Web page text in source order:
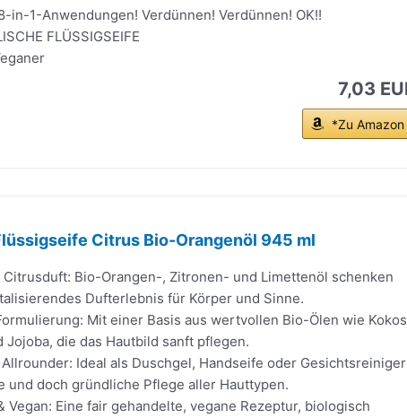
in-1-Anwendungen! Verdünnen! Verdünnen! OK!!
FLÜSSIGSEIFE
7,03
*Zu Amazon
Citrus Bio-Orangenöl 945 ml
Citrusduft: Bio-Orangen-, Zitronen- und Limettenöl schenken
Dufterlebnis für Körper und Sinne.
Mit einer Basis aus wertvollen Bio-Ölen wie
Jojoba, die das Hautbild sanft pflegen.
Ideal als Duschgel, Handseife oder Gesichtsreiniger
und doch gründliche Pflege aller Hauttypen.
Vegan: Eine fair gehandelte, vegane Rezeptur, biologisch